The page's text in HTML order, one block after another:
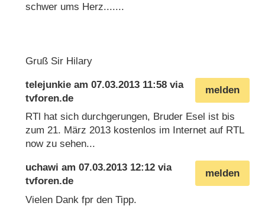
schwer ums Herz.......
Gruß Sir Hilary
melden
telejunkie am07.03.2013 11:58 via
tvforen.de
RTl hat sich durchgerungen, Bruder Esel ist bis
zum 21. März 2013 kostenlos im Internet auf RTL
now zu sehen...
melden
uchawi am07.03.2013 12:12 via
tvforen.de
Vielen Dank fpr den Tipp.